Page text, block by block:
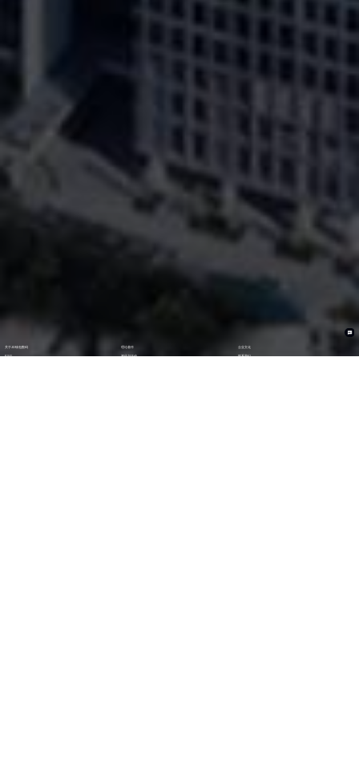
关于JD钱包数码 理论著作 企业文化
ESG 资讯与活动 联系我们